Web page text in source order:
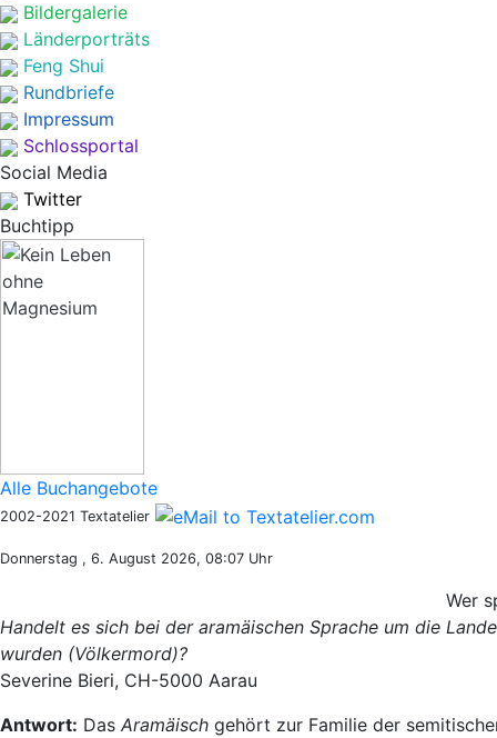
Bildergalerie
Länderporträts
Feng Shui
Rundbriefe
Impressum
Schlossportal
Social Media
Twitter
Buchtipp
Alle Buchangebote
2002-2021 Textatelier
Donnerstag , 6. August 2026, 08:07 Uhr
Wer
Handelt es sich bei der aramäischen Sprache um die
wurden (Völkermord)?
Severine Bieri, CH-5000 Aarau
Antwort: Das Aramäisch gehört zur Familie der